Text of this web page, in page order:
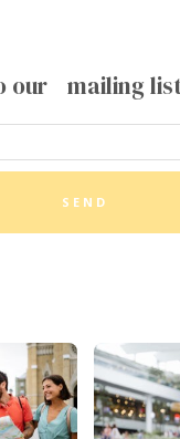
our mailing
SEND